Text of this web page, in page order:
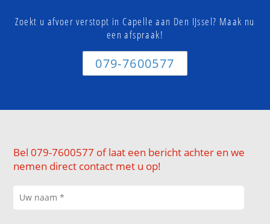
Zoekt u afvoer verstopt in Capelle aan Den IJssel? Maak nu
een afspraak!
079-7600577
Bel 079-7600577 of laat een bericht achter en we
nemen direct contact met u op!